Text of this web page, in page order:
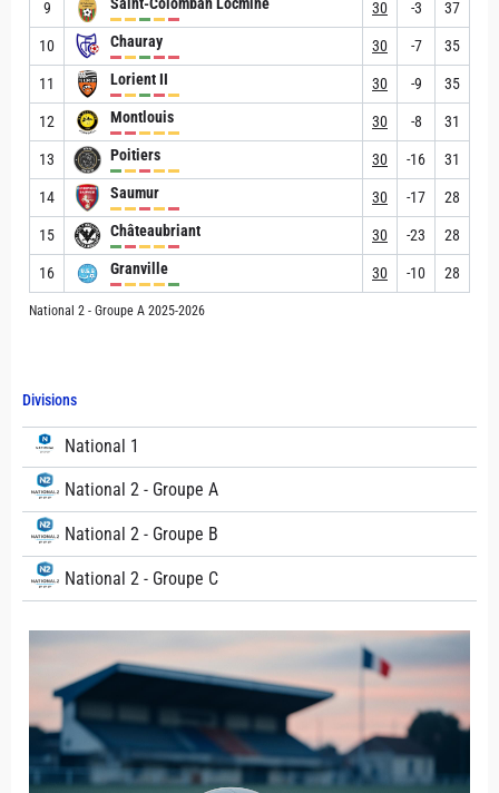
Divisions
National 1
National 2 - Groupe A
National 2 - Groupe B
National 2 - Groupe C
9 30 -3 37
10 Chauray 30 -7 35
11 Lorient II 30 -9 35
12 Montlouis 30 -8 31
13 Poitiers 30 -16 31
14 Saumur 30 -17 28
15 Châteaubriant 30 -23 28
16 Granville 30 -10 28
National 2 - Groupe A 2025-2026